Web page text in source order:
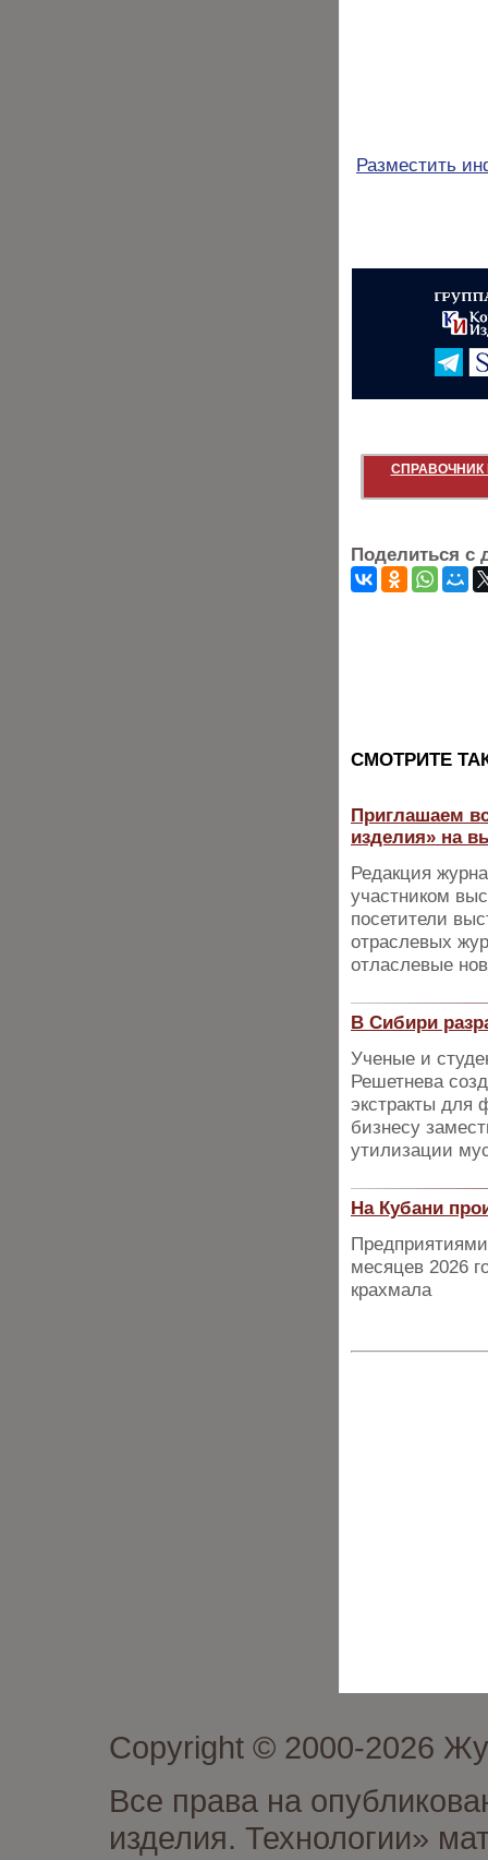
Разместить
СПРАВОЧНИК
Поделиться с
CМОТРИТЕ
Приглашаем
изделия» на
Редакция
участником
посетители
отраслевых
отласлевые
В Сибири
Ученые и
Решетнева
экстракты для
бизнесу
утилизации
На Кубани
Предприятиями
месяцев 2026
крахмала
Copyright © 2000-2026
Все права на
изделия. Технологии»